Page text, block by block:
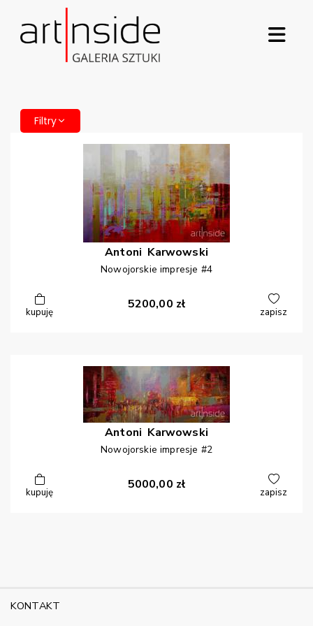
Filtry
Antoni Karwowski
Nowojorskie impresje #4
kupuję
5200,00 zł
zapisz
Antoni Karwowski
Nowojorskie impresje #2
kupuję
5000,00 zł
zapisz
KONTAKT